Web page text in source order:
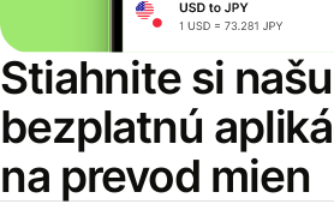
Stiahnite si našu
bezplatnú
na prevod mien